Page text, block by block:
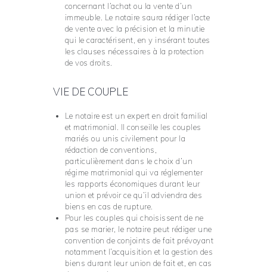
concernant l’achat ou la vente d’un
immeuble. Le notaire saura rédiger l’acte
de vente avec la précision et la minutie
qui le caractérisent, en y insérant toutes
les clauses nécessaires à la protection
de vos droits.
VIE DE COUPLE
Le notaire est un expert en droit familial
et matrimonial. Il conseille les couples
mariés ou unis civilement pour la
rédaction de conventions,
particulièrement dans le choix d’un
régime matrimonial qui va réglementer
les rapports économiques durant leur
union et prévoir ce qu’il adviendra des
biens en cas de rupture.
Pour les couples qui choisissent de ne
pas se marier, le notaire peut rédiger une
convention de conjoints de fait prévoyant
notamment l’acquisition et la gestion des
biens durant leur union de fait et, en cas